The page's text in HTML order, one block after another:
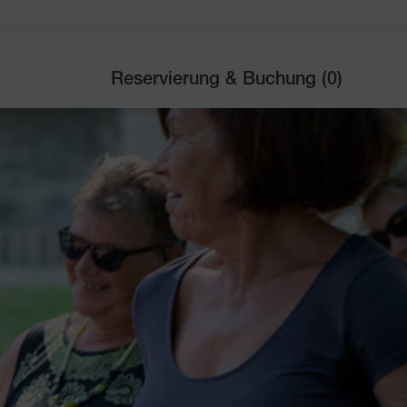
Reservierung & Buchung (0)